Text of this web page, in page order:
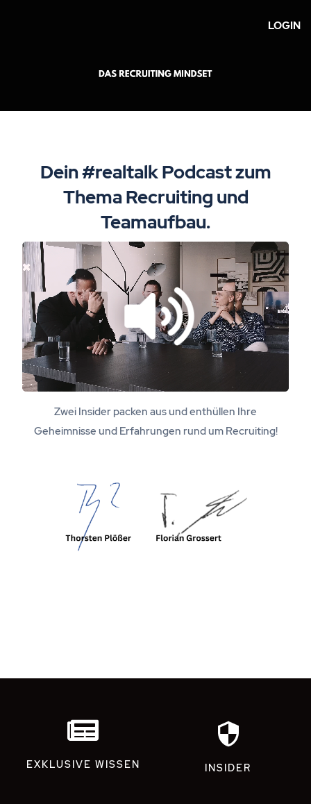
LOGIN
Dein #realtalk Podcast zum
Thema Recruiting und
Teamaufbau.
Zwei Insider packen aus und enthüllen Ihre
Geheimnisse und Erfahrungen rund um Recruiting!
EXKLUSIVE WISSEN INSIDER